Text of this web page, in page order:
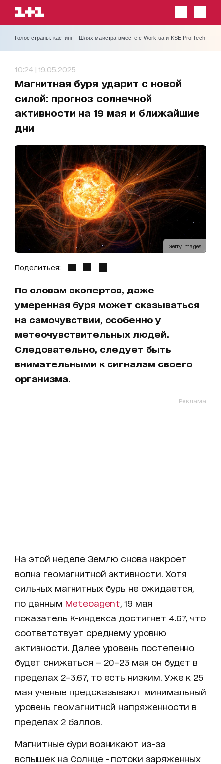
Голос страны: кастинг Шлях майстра вместе с Work.ua и KSE ProfTech
10:24 | 19.05.2025
Магнитная буря ударит с новой
силой: прогноз солнечной
активности на 19 мая и ближайшие
дни
Getty Images
Поделиться:
По словам экспертов, даже
умеренная буря может сказываться
на самочувствии, особенно у
метеочувствительных людей.
Следовательно, следует быть
внимательными к сигналам своего
организма.
Реклама
На этой неделе Землю снова накроет
волна геомагнитной активности. Хотя
сильных магнитных бурь не ожидается,
по данным Meteoagent , 19 мая
показатель K-индекса достигнет 4.67, что
соответствует среднему уровню
активности. Далее уровень постепенно
будет снижаться — 20–23 мая он будет в
пределах 2–3.67, то есть низким. Уже к 25
мая ученые предсказывают минимальный
уровень геомагнитной напряженности в
пределах 2 баллов.
Магнитные бури возникают из-за
вспышек на Солнце - потоки заряженных